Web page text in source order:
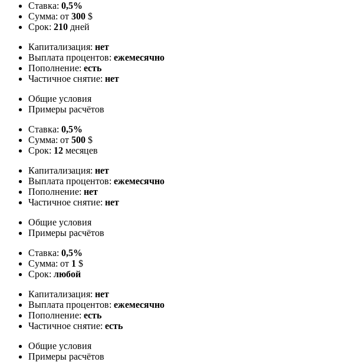
Ставка: 0,5%
Сумма: от 300 $
Срок: 210 дней
Капитализация: нет
Выплата процентов: ежемесячно
Пополнение: есть
Частичное снятие: нет
Общие условия
Примеры расчётов
Ставка: 0,5%
Сумма: от 500 $
Срок: 12 месяцев
Капитализация: нет
Выплата процентов: ежемесячно
Пополнение: нет
Частичное снятие: нет
Общие условия
Примеры расчётов
Ставка: 0,5%
Сумма: от 1 $
Срок: любой
Капитализация: нет
Выплата процентов: ежемесячно
Пополнение: есть
Частичное снятие: есть
Общие условия
Примеры расчётов